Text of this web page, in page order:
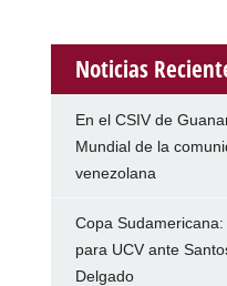
Noticias
En el CSIV de
Mundial de la
venezolana
Copa
para UCV ante
Delgado